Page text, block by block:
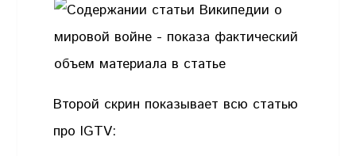
Второй скрин показывает всю статью
про IGTV: